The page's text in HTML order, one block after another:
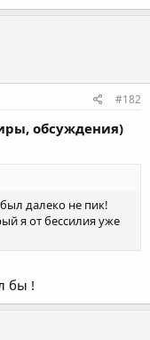
#182
обсуждения)
далеко не пик!
я от бессилия уже
бы !